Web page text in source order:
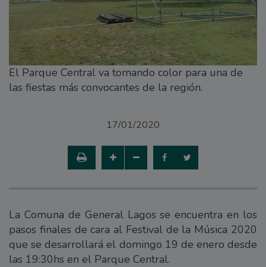
El Parque Central va tomando color para una de
las fiestas más convocantes de la región.
17/01/2020
La Comuna de General Lagos se encuentra en los
pasos finales de cara al Festival de la Música 2020
que se desarrollará el domingo 19 de enero desde
las 19:30hs en el Parque Central.